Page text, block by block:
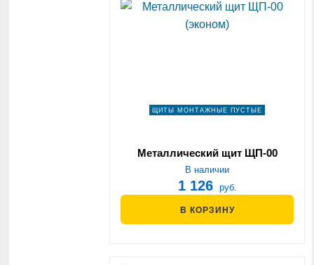
ЩИТЫ МОНТАЖНЫЕ ПУСТЫЕ
Металлический щит ЩП-00
(эконом)
В наличии
1 126 руб.
В КОРЗИНУ